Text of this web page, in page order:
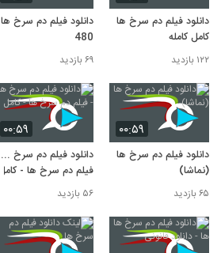
دانلود فیلم دم سرخ ها
کامل کامله
۱۲۲ بازدید
دانلود فیلم دم سرخ ها
480
۶۹ بازدید
۰۰:۵۹
دانلود فیلم دم سرخ ها
(نماشا)
۶۵ بازدید
۰۰:۵۹
دانلود فیلم دم سرخ ها -
فیلم دم سرخ ها - کامل
۵۶ بازدید